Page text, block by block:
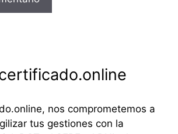
nos comprometemos a
tus gestiones con la